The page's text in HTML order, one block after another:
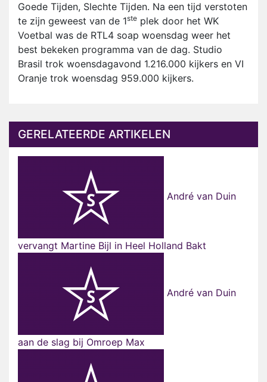
Goede Tijden, Slechte Tijden. Na een tijd verstoten
te zijn geweest van de 1ste plek door het WK
Voetbal was de RTL4 soap woensdag weer het
best bekeken programma van de dag. Studio
Brasil trok woensdagavond 1.216.000 kijkers en VI
Oranje trok woensdag 959.000 kijkers.
GERELATEERDE ARTIKELEN
André van Duin
vervangt Martine Bijl in Heel Holland Bakt
André van Duin
aan de slag bij Omroep Max